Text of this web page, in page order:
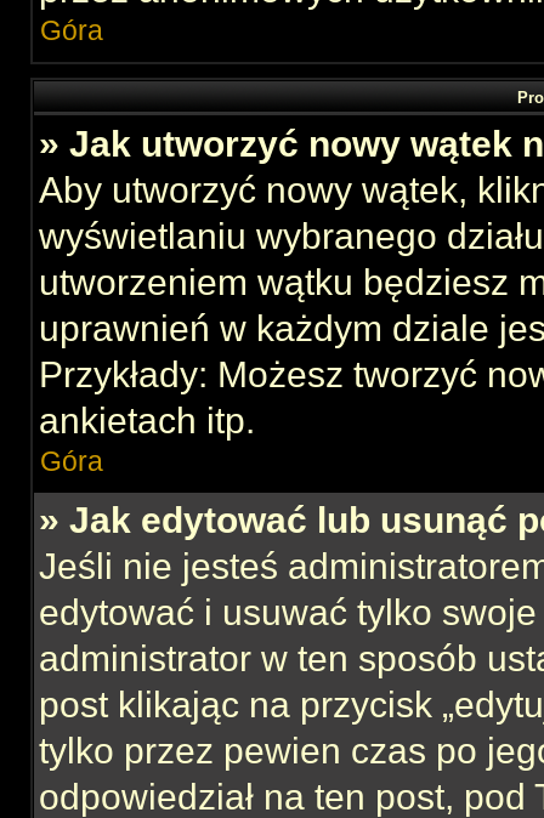
Góra
» Jak utworzyć nowy wątek
Aby utworzyć nowy wątek,
wyświetlaniu wybranego
utworzeniem wątku będziesz
uprawnień w każdym dziale
Przykłady: Możesz tworzyć
ankietach itp.
Góra
» Jak edytować lub usunąć
Jeśli nie jesteś
edytować i usuwać tylko
administrator w ten sposób
post klikając na przycisk
tylko przez pewien czas po
odpowiedział na ten post,